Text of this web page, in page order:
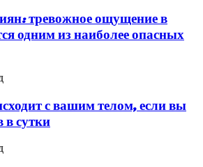
тревожное ощущение в
одним из наиболее опасных
с вашим телом, если вы
в сутки